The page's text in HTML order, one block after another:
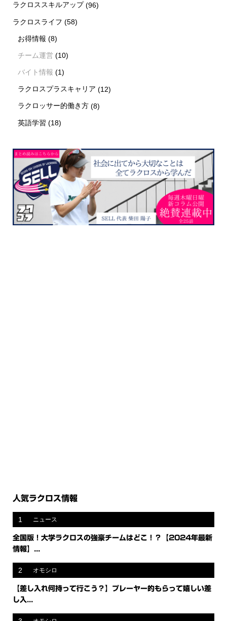
ラクロススキルアップ(96)
ラクロスライフ (58)
お得情報 (8)
チーム運営 (10)
バイト情報 (1)
ラクロスプラスキャリア (12)
ラクロッサー的働き方 (8)
英語学習 (18)
人気ラクロス情報
1 ニュース
全国版！大学ラクロスの強豪チームはどこ！？【2024年最新
情報】...
2 オモシロ
【差し入れ何持って行こう？】プレーヤー的もらって嬉しい差
し入...